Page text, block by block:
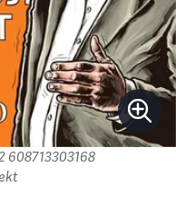
608713303168